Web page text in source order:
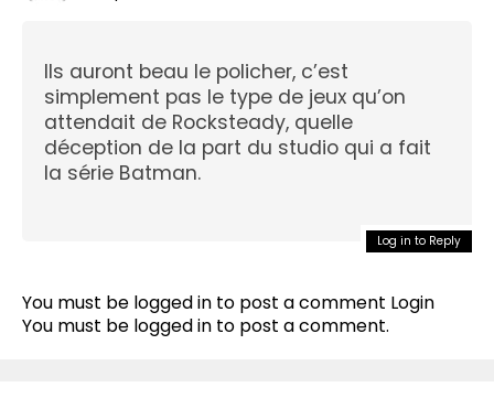
Ils auront beau le policher, c’est
simplement pas le type de jeux qu’on
attendait de Rocksteady, quelle
déception de la part du studio qui a fait
la série Batman.
Log in to Reply
You must be logged in to post a comment Login
You must be logged in to post a comment.